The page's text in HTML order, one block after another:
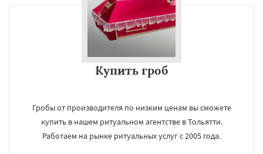
Купить гроб
Гробы от производителя по низким ценам вы сможете
купить в нашем ритуальном агентстве в Тольятти.
Работаем на рынке ритуальных услуг с 2005 года.